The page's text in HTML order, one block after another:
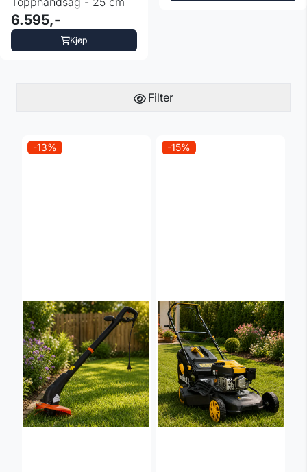
6.595,-
Kjøp
Filter
-13% -15%